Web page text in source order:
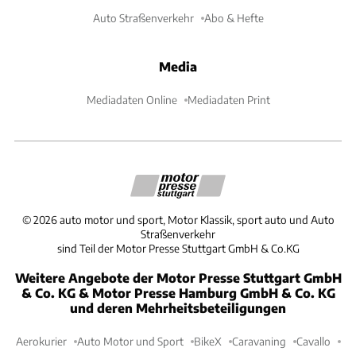
Auto Straßenverkehr Abo & Hefte
Media
Mediadaten Online Mediadaten Print
©2026 auto motor und sport, Motor Klassik, sport auto und Auto
Straßenverkehr
sind Teil der Motor Presse Stuttgart GmbH & Co.KG
Weitere Angebote der Motor Presse Stuttgart GmbH
& Co. KG & Motor Presse Hamburg GmbH & Co. KG
und deren Mehrheitsbeteiligungen
Aerokurier Auto Motor und Sport BikeX Caravaning Cavallo